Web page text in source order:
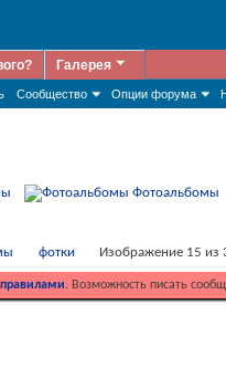
Сообщество Опции форума
Галерея
Фотоальбомы
фотки Изображение 15 из
правилами. Возможность писать